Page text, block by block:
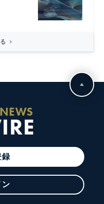
録
ン